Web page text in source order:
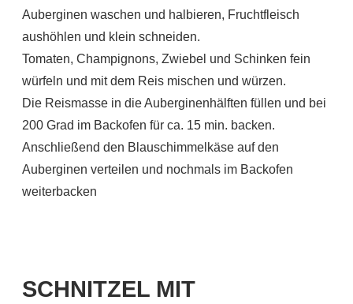
Auberginen waschen und halbieren, Fruchtfleisch
aushöhlen und klein schneiden.
Tomaten, Champignons, Zwiebel und Schinken fein
würfeln und mit dem Reis mischen und würzen.
Die Reismasse in die Auberginenhälften füllen und bei
200 Grad im Backofen für ca. 15 min. backen.
Anschließend den Blauschimmelkäse auf den
Auberginen verteilen und nochmals im Backofen
weiterbacken
SCHNITZEL MIT